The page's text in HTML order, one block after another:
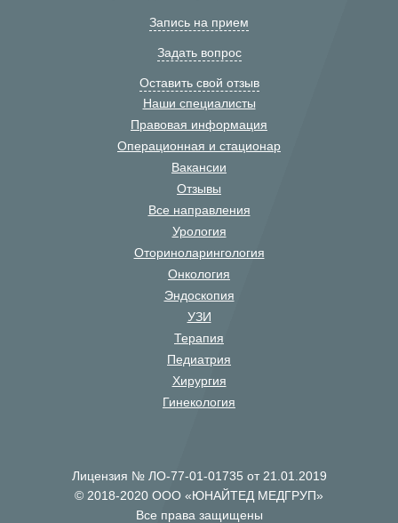
Запись на прием
Задать вопрос
Оставить свой отзыв
Наши специалисты
Правовая информация
Операционная и стационар
Вакансии
Отзывы
Все направления
Урология
Оториноларингология
Онкология
Эндоскопия
УЗИ
Терапия
Педиатрия
Хирургия
Гинекология
Лицензия № ЛО-77-01-01735 от 21.01.2019
© 2018-2020 ООО «ЮНАЙТЕД МЕДГРУП»
Все права защищены